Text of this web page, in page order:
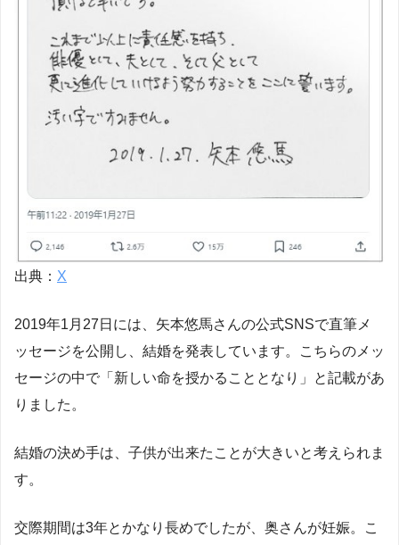
出典： X
2019年1月27日には、矢本悠馬さんの公式SNSで直筆メ
ッセージを公開し、結婚を発表しています。こちらのメッ
セージの中で「新しい命を授かることとなり」と記載があ
りました。
結婚の決め手は、子供が出来たことが大きいと考えられま
す。
交際期間は3年とかなり長めでしたが、奥さんが妊娠。こ